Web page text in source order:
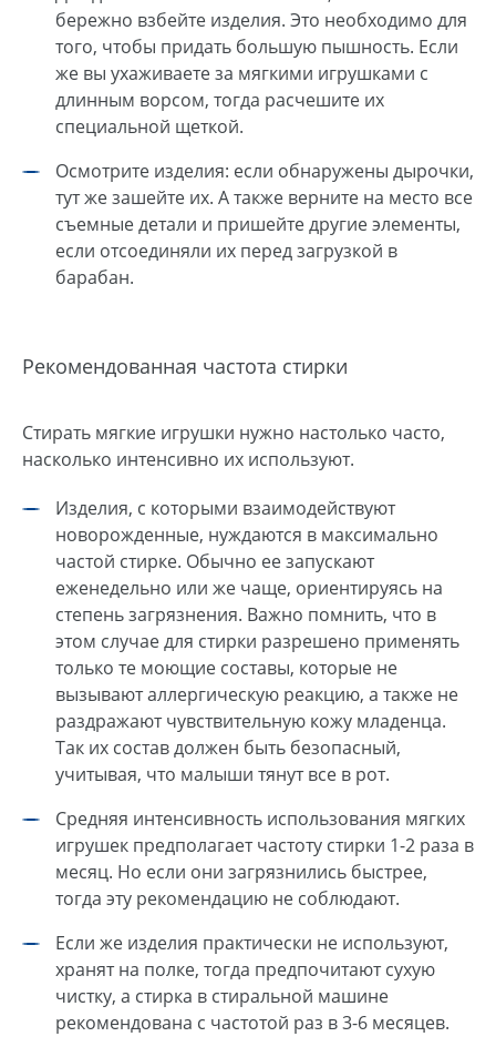
бережно взбейте изделия. Это необходимо для
того, чтобы придать большую пышность. Если
же вы ухаживаете за мягкими игрушками с
длинным ворсом, тогда расчешите их
специальной щеткой.
Осмотрите изделия: если обнаружены дырочки,
тут же зашейте их. А также верните на место все
съемные детали и пришейте другие элементы,
если отсоединяли их перед загрузкой в
барабан.
Рекомендованная частота стирки
Стирать мягкие игрушки нужно настолько часто,
насколько интенсивно их используют.
Изделия, с которыми взаимодействуют
новорожденные, нуждаются в максимально
частой стирке. Обычно ее запускают
еженедельно или же чаще, ориентируясь на
степень загрязнения. Важно помнить, что в
этом случае для стирки разрешено применять
только те моющие составы, которые не
вызывают аллергическую реакцию, а также не
раздражают чувствительную кожу младенца.
Так их состав должен быть безопасный,
учитывая, что малыши тянут все в рот.
Средняя интенсивность использования мягких
игрушек предполагает частоту стирки 1-2 раза в
месяц. Но если они загрязнились быстрее,
тогда эту рекомендацию не соблюдают.
Если же изделия практически не используют,
хранят на полке, тогда предпочитают сухую
чистку, а стирка в стиральной машине
рекомендована с частотой раз в 3-6 месяцев.